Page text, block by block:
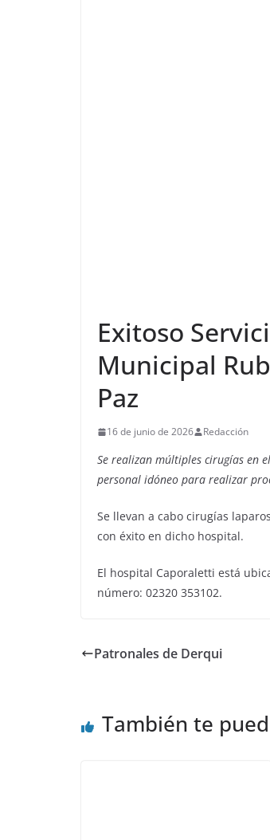
Exitoso
Municipal
Paz
16 de junio de 2026 Redacción
Se realizan múltiples cirugías en
personal idóneo para realizar
Se llevan a cabo cirugías
con éxito en dicho hospital.
El hospital Caporaletti está
número: 02320 353102.
Patronales de Derqui
También te